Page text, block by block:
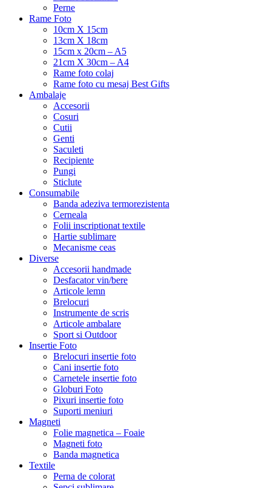
Perne
Rame Foto
10cm X 15cm
13cm X 18cm
15cm x 20cm – A5
21cm X 30cm – A4
Rame foto colaj
Rame foto cu mesaj Best Gifts
Ambalaje
Accesorii
Cosuri
Cutii
Genti
Saculeti
Recipiente
Pungi
Sticlute
Consumabile
Banda adeziva termorezistenta
Cerneala
Folii inscriptionat textile
Hartie sublimare
Mecanisme ceas
Diverse
Accesorii handmade
Desfacator vin/bere
Articole lemn
Brelocuri
Instrumente de scris
Articole ambalare
Sport si Outdoor
Insertie Foto
Brelocuri insertie foto
Cani insertie foto
Carnetele insertie foto
Globuri Foto
Pixuri insertie foto
Suporti meniuri
Magneti
Folie magnetica – Foaie
Magneti foto
Banda magnetica
Textile
Perna de colorat